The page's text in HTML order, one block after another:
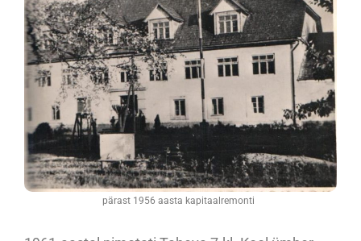
pärast 1956 aasta kapitaalremonti